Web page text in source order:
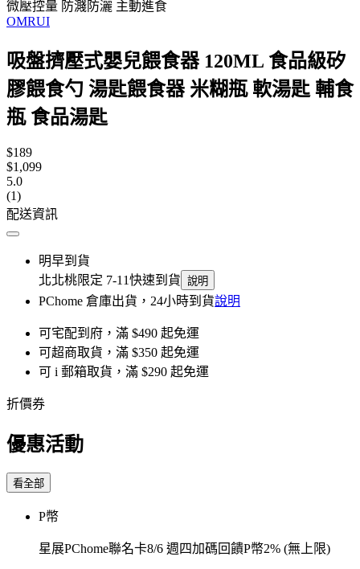
微壓控量 防濺防灑 主動進食
OMRUI
吸盤擠壓式嬰兒餵食器 120ML 食品級矽
膠餵食勺 湯匙餵食器 米糊瓶 軟湯匙 輔食
瓶 食品湯匙
$189
$1,099
5.0
(1)
配送資訊
明早到貨
北北桃限定 7-11快速到貨 說明
PChome 倉庫出貨，24小時到貨說明
可宅配到府，滿 $490 起免運
可超商取貨，滿 $350 起免運
可 i 郵箱取貨，滿 $290 起免運
折價券
優惠活動
看全部
P幣
星展PChome聯名卡8/6 週四加碼回饋P幣2% (無上限)